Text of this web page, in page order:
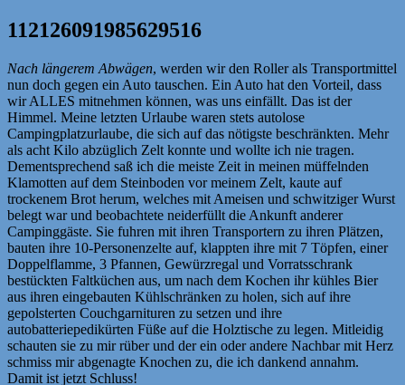
112126091985629516
Nach längerem Abwägen, werden wir den Roller als Transportmittel
nun doch gegen ein Auto tauschen. Ein Auto hat den Vorteil, dass
wir ALLES mitnehmen können, was uns einfällt. Das ist der
Himmel. Meine letzten Urlaube waren stets autolose
Campingplatzurlaube, die sich auf das nötigste beschränkten. Mehr
als acht Kilo abzüglich Zelt konnte und wollte ich nie tragen.
Dementsprechend saß ich die meiste Zeit in meinen müffelnden
Klamotten auf dem Steinboden vor meinem Zelt, kaute auf
trockenem Brot herum, welches mit Ameisen und schwitziger Wurst
belegt war und beobachtete neiderfüllt die Ankunft anderer
Campinggäste. Sie fuhren mit ihren Transportern zu ihren Plätzen,
bauten ihre 10-Personenzelte auf, klappten ihre mit 7 Töpfen, einer
Doppelflamme, 3 Pfannen, Gewürzregal und Vorratsschrank
bestückten Faltküchen aus, um nach dem Kochen ihr kühles Bier
aus ihren eingebauten Kühlschränken zu holen, sich auf ihre
gepolsterten Couchgarnituren zu setzen und ihre
autobatteriepedikürten Füße auf die Holztische zu legen. Mitleidig
schauten sie zu mir rüber und der ein oder andere Nachbar mit Herz
schmiss mir abgenagte Knochen zu, die ich dankend annahm.
Damit ist jetzt Schluss!